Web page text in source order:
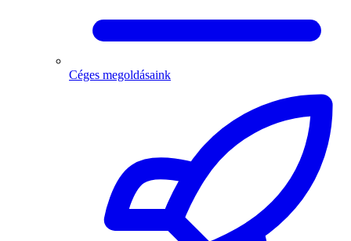
Céges megoldásaink